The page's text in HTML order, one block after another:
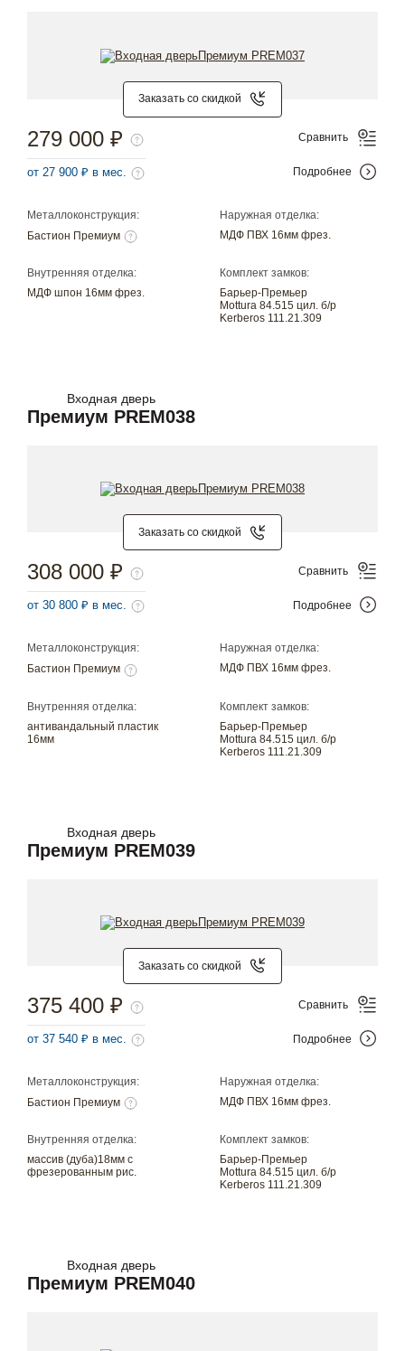
Заказать со скидкой
Металлоконструкция:
Бастион Премиум
Наружная отделка:
МДФ ПВХ 16мм фрез.
Внутренняя отделка:
МДФ шпон 16мм фрез.
Комплект замков:
Барьер-Премьер
Mottura 84.515 цил. б/р
Kerberos 111.21.309
279 000 ₽
от 27 900 ₽ в мес.
Сравнить
Подробнее
Входная дверь
Премиум PREM038
Заказать со скидкой
Металлоконструкция:
Бастион Премиум
Наружная отделка:
МДФ ПВХ 16мм фрез.
Внутренняя отделка:
антивандальный пластик
16мм
Комплект замков:
Барьер-Премьер
Mottura 84.515 цил. б/р
Kerberos 111.21.309
308 000 ₽
от 30 800 ₽ в мес.
Сравнить
Подробнее
Входная дверь
Премиум PREM039
Заказать со скидкой
Металлоконструкция:
Бастион Премиум
Наружная отделка:
МДФ ПВХ 16мм фрез.
Внутренняя отделка:
массив (дуба)18мм с
фрезерованным рис.
Комплект замков:
Барьер-Премьер
Mottura 84.515 цил. б/р
Kerberos 111.21.309
375 400 ₽
от 37 540 ₽ в мес.
Сравнить
Подробнее
Входная дверь
Премиум PREM040